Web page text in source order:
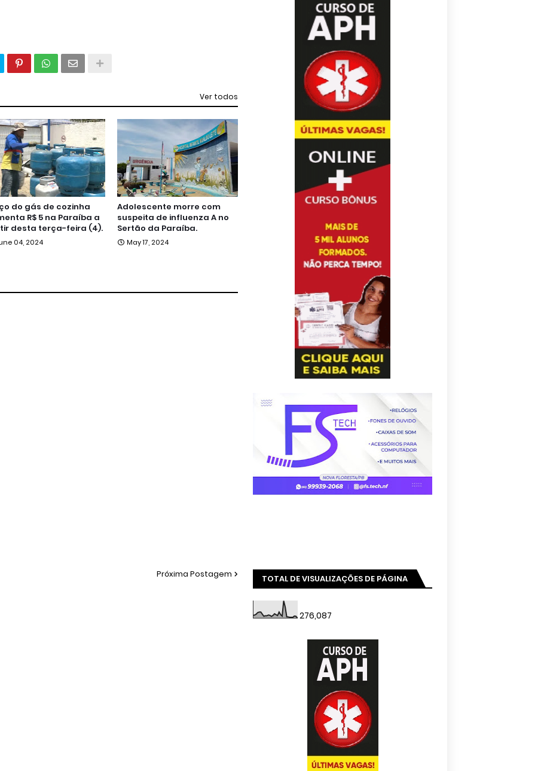
Ver todos
do gás de cozinha
R$ 5 na Paraíba a
desta terça-feira (4).
04, 2024
Adolescente morre com
suspeita de influenza A no
Sertão da Paraíba.
May 17, 2024
Próxima Postagem TOTAL DE VISUALIZAÇÕES DE PÁGINA
276,087